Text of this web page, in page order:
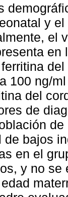
y
el
100 ng/
del
de
de bajos
en el
y no